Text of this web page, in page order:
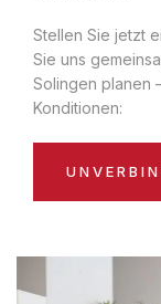
Stellen Sie jetzt
Sie uns
Solingen planen
Konditionen: